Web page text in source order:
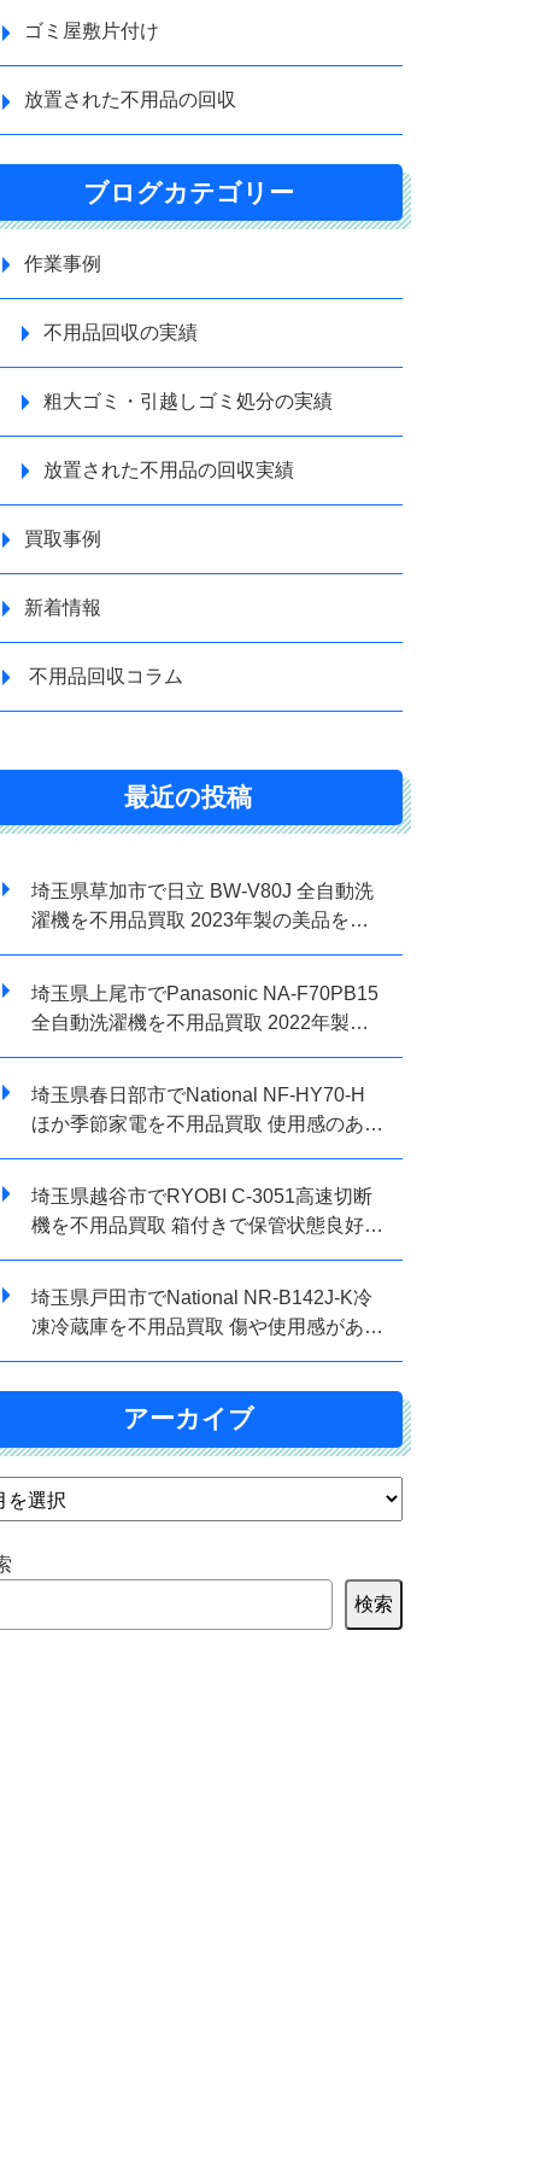
ゴミ屋敷片付け
放置された不用品の回収
ブログカテゴリー
作業事例
不用品回収の実績
粗大ゴミ・引越しゴミ処分の実績
放置された不用品の回収実績
買取事例
新着情報
不用品回収コラム
最近の投稿
埼玉県草加市で日立 BW-V80J 全自動洗
濯機を不用品買取 2023年製の美品を高
埼玉県上尾市でPanasonic NA-F70PB15
全自動洗濯機を不用品買取 2022年製の
埼玉県春日部市でNational NF-HY70-H
ほか季節家電を不用品買取 使用感のある
埼玉県越谷市でRYOBI C-3051高速切断
機を不用品買取 箱付きで保管状態良好の
埼玉県戸田市でNational NR-B142J-K冷
凍冷蔵庫を不用品買取 傷や使用感がある
アーカイブ
検索